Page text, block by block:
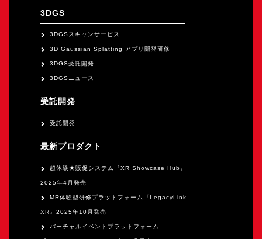
3DGS
3DGSスキャンサービス
3D Gaussian Splatting アプリ開発研修
3DGS受託開発
3DGSニュース
受託開発
受託開発
最新プロダクト
超体験★販促システム『XR Showcase Hub』
2025年4月発売
MR体験型研修プラットフォーム『LegacyLink
XR』2025年10月発売
バーチャルイベントプラットフォーム